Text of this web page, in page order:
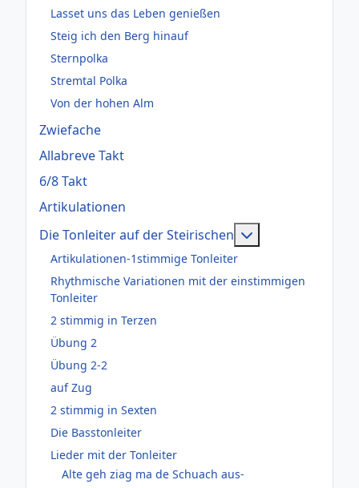
Lasset uns das Leben genießen
Steig ich den Berg hinauf
Sternpolka
Stremtal Polka
Von der hohen Alm
Zwiefache
Allabreve Takt
6/8 Takt
Artikulationen
Die Tonleiter auf der Steirischen
Artikulationen-1stimmige Tonleiter
Rhythmische Variationen mit der einstimmigen
Tonleiter
2 stimmig in Terzen
Übung 2
Übung 2-2
auf Zug
2 stimmig in Sexten
Die Basstonleiter
Lieder mit der Tonleiter
Alte geh ziag ma de Schuach aus-